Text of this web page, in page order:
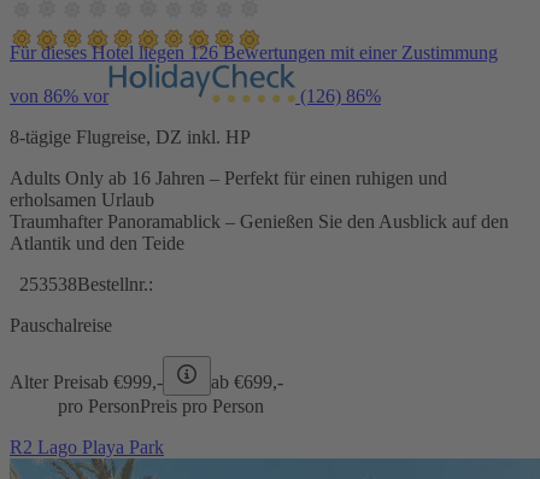
Für dieses Hotel liegen 126 Bewertungen mit einer Zustimmung
von 86% vor (126) 86%
8-tägige Flugreise, DZ inkl. HP
Adults Only ab 16 Jahren – Perfekt für einen ruhigen und
erholsamen Urlaub
Traumhafter Panoramablick – Genießen Sie den Ausblick auf den
Atlantik und den Teide
253538Bestellnr.:
Pauschalreise
Alter Preisab €999,- ab €699,-
pro PersonPreis pro Person
R2 Lago Playa Park